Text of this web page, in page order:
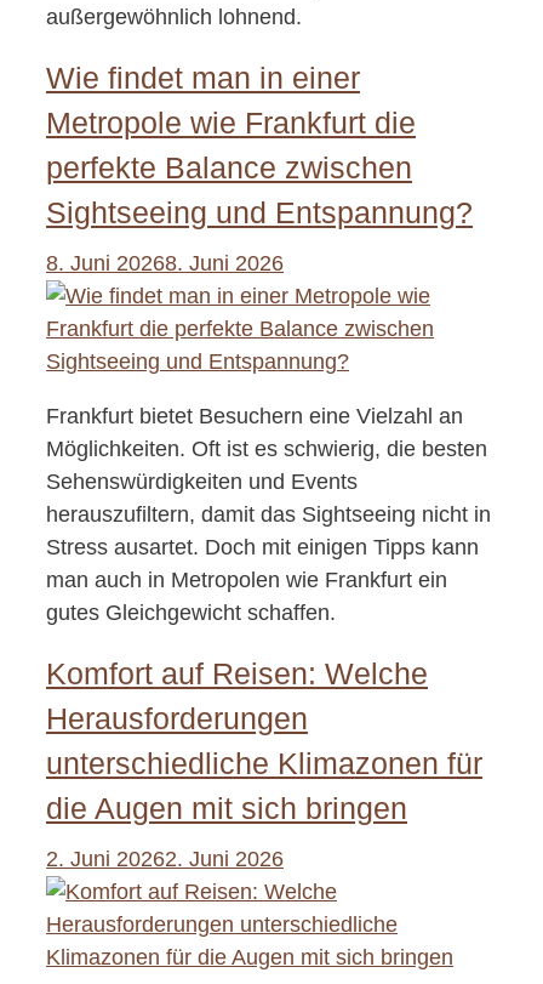
außergewöhnlich lohnend.
Wie findet man in einer
Metropole wie Frankfurt die
perfekte Balance zwischen
Sightseeing und Entspannung?
8. Juni 20268. Juni 2026
Frankfurt bietet Besuchern eine Vielzahl an
Möglichkeiten. Oft ist es schwierig, die besten
Sehenswürdigkeiten und Events
herauszufiltern, damit das Sightseeing nicht in
Stress ausartet. Doch mit einigen Tipps kann
man auch in Metropolen wie Frankfurt ein
gutes Gleichgewicht schaffen.
Komfort auf Reisen: Welche
Herausforderungen
unterschiedliche Klimazonen für
die Augen mit sich bringen
2. Juni 20262. Juni 2026